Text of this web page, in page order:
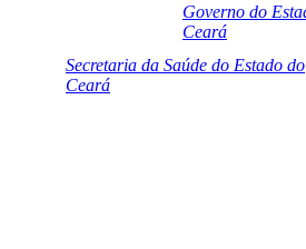
Secretaria da Saúde do Estado do
Ceará
Governo do
Ceará